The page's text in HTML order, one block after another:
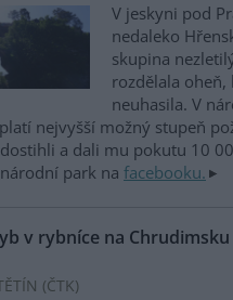
V jeskyni pod
nedaleko
skupina
rozdělala
neuhasila. V
nejvyšší možný stupeň
a dali mu pokutu 10
park na facebooku.
v rybníce na
(ČTK)